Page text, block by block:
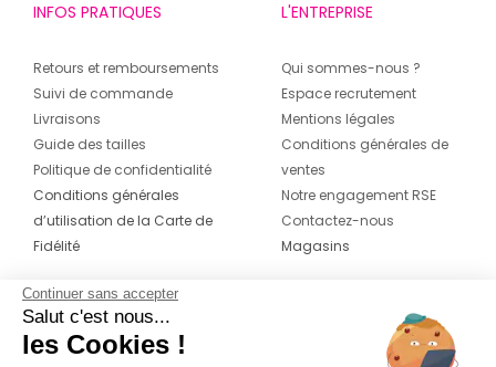
INFOS PRATIQUES
Retours et remboursements
Suivi de commande
Livraisons
Guide des tailles
Politique de confidentialité
Conditions générales
d’utilisation de la Carte de
Fidélité
L'ENTREPRISE
Qui sommes-nous ?
Espace recrutement
Mentions légales
Conditions générales de
ventes
Notre engagement RSE
Contactez-nous
Magasins
CONTACT
04 42 20 78 42
Continuer sans accepter
Salut c'est nous...
les Cookies !